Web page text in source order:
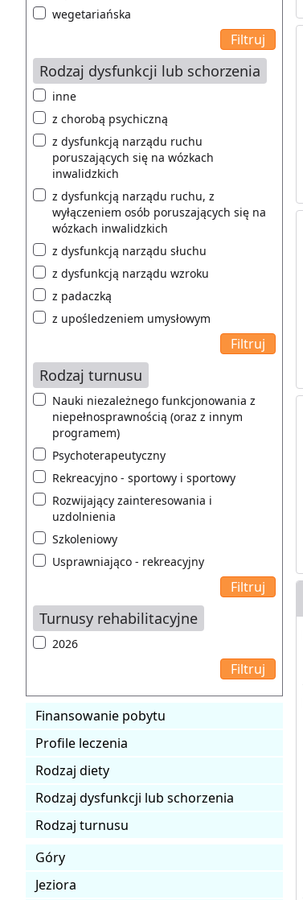
wegetariańska
Rodzaj dysfunkcji lub schorzenia
inne
z chorobą psychiczną
z dysfunkcją narządu ruchu
poruszających się na wózkach
inwalidzkich
z dysfunkcją narządu ruchu, z
wyłączeniem osób poruszających się na
wózkach inwalidzkich
z dysfunkcją narządu słuchu
z dysfunkcją narządu wzroku
z padaczką
z upośledzeniem umysłowym
Rodzaj turnusu
Nauki niezależnego funkcjonowania z
niepełnosprawnością (oraz z innym
programem)
Psychoterapeutyczny
Rekreacyjno - sportowy i sportowy
Rozwijający zainteresowania i
uzdolnienia
Szkoleniowy
Usprawniająco - rekreacyjny
Turnusy rehabilitacyjne
2026
Finansowanie pobytu
Profile leczenia
Rodzaj diety
Rodzaj dysfunkcji lub schorzenia
Rodzaj turnusu
Góry
Jeziora